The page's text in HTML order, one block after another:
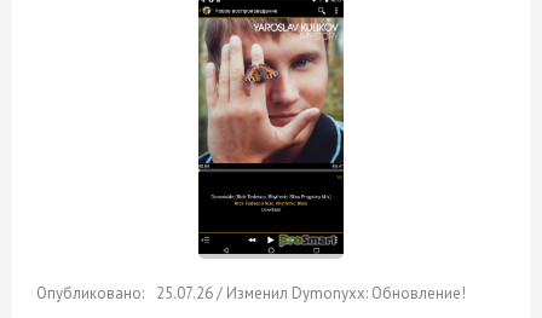
25.07.26 / Изменил Dymonyxx: Обновление!